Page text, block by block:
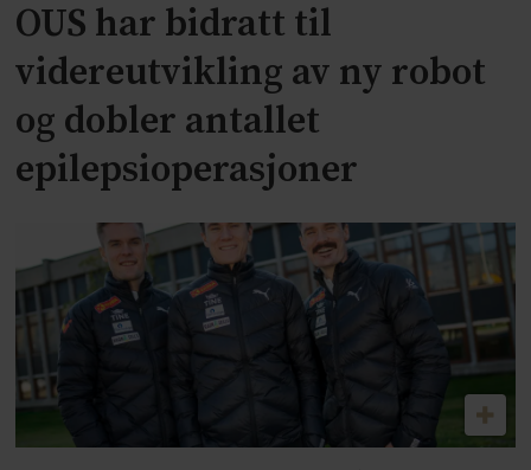
OUS har bidratt til
videreutvikling av ny robot
og dobler antallet
epilepsioperasjoner